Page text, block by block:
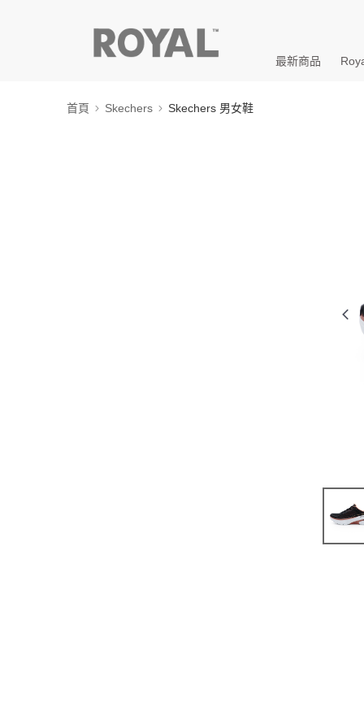
最新商品
首頁 Skechers Skechers 男女鞋